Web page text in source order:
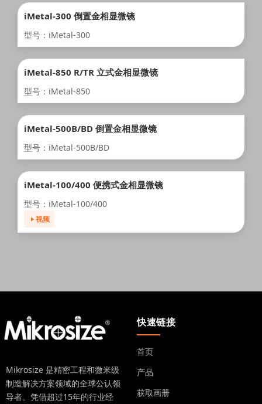
iMetal-300 倒置金相显微镜
型号：iMetal-300
iMetal-850 R/TR 立式金相显微镜
型号：iMetal-850
iMetal-500B/BD 倒置金相显微镜
型号：iMetal-500B/BD
iMetal-100/400 便携式金相显微镜
型号：iMetal-100/400
视频
Mikrosize 是精密工程和微米级
制造解决方案领域的全球公认领
导者。凭借超过15年的行业经
快速链接
首页
产品
获取画册